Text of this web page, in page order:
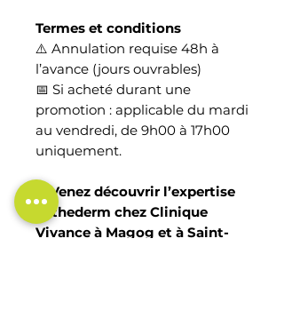
Termes et conditions
⚠️ Annulation requise 48h à
l’avance (jours ouvrables)
📅 Si acheté durant une
promotion : applicable du mardi
au vendredi, de 9h00 à 17h00
uniquement.
Venez découvrir l’expertise
Esthederm chez Clinique
Vivance à Magog et à Saint-